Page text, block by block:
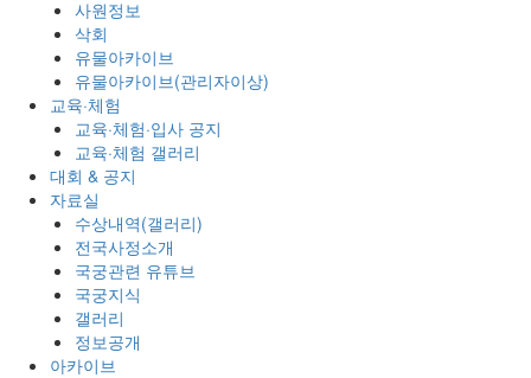
사원정보
삭회
유물아카이브
유물아카이브(관리자이상)
교육·체험
교육·체험·입사 공지
교육·체험 갤러리
대회 & 공지
자료실
수상내역(갤러리)
전국사정소개
국궁관련 유튜브
국궁지식
갤러리
정보공개
아카이브